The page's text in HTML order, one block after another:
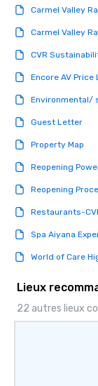
Carmel Valley
Carmel Valley
CVR
Encore AV Price
Environmental/
Guest Letter
Property Map
Reopening
Reopening
Restaurants-
Spa Aiyana
World of Care
Lieux
22 autres lieux